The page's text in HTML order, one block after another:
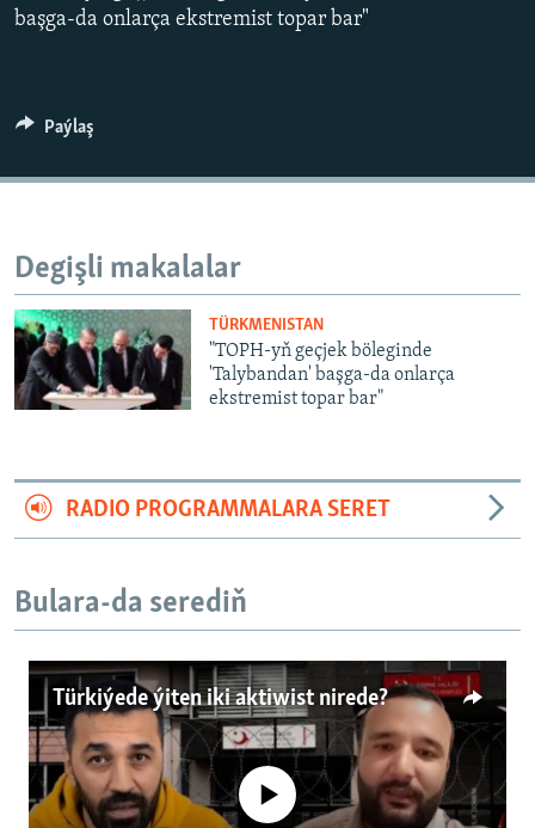
başga-da onlarça ekstremist topar bar"
Paýlaş
Degişli makalalar
TÜRKMENISTAN
"TOPH-yň geçjek böleginde
'Talybandan' başga-da onlarça
ekstremist topar bar"
RADIO PROGRAMMALARA SERET
Bulara-da serediň
Türkiýede ýiten iki aktiwist nirede?
No media source currently available